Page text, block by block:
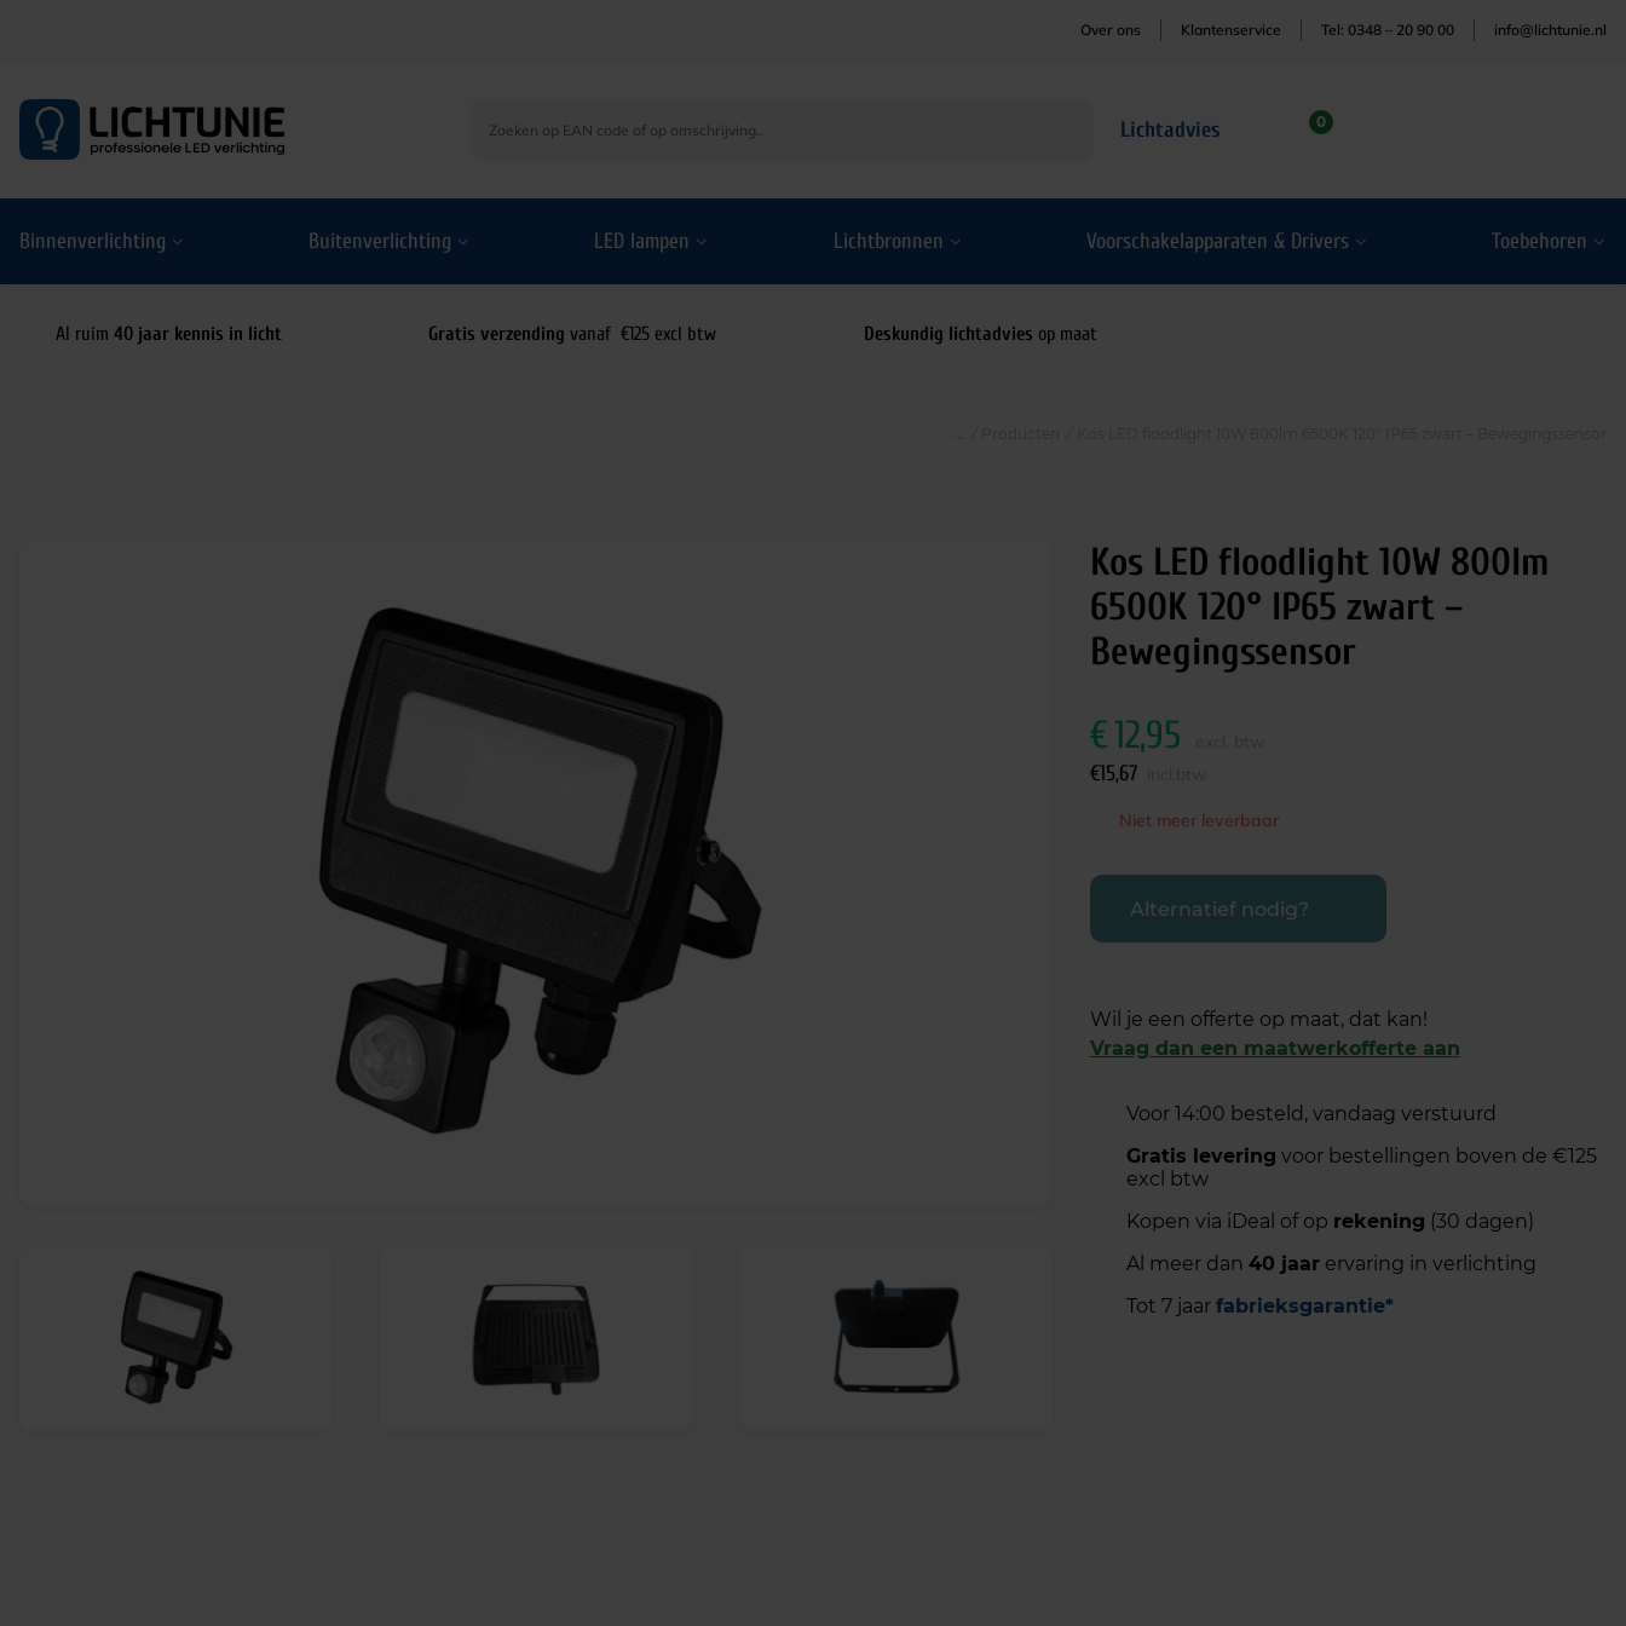
Over ons Klantenservice Tel: 0348 – 20 90 00 info@lichtunie.nl
Lichtadvies 0
Binnenverlichting Buitenverlichting LED lampen Lichtbronnen Voorschakelapparaten & Drivers Toebehoren
Al ruim 40 jaar kennis in licht Gratis verzending vanaf €125 excl btw Deskundig lichtadvies op maat
Kos LED floodlight 10W 800lm
6500K 120° IP65 zwart –
Bewegingssensor
€12,95
€15,67
Niet meer leverbaar
Alternatief nodig?
Wil je een offerte op maat, dat kan!
Vraag dan een maatwerkofferte aan
Voor 14:00 besteld, vandaag verstuurd
Gratis levering voor bestellingen boven de €125
excl btw
Kopen via iDeal of op rekening (30 dagen)
Al meer dan 40 jaarervaring in verlichting
Tot 7 jaar fabrieksgarantie*